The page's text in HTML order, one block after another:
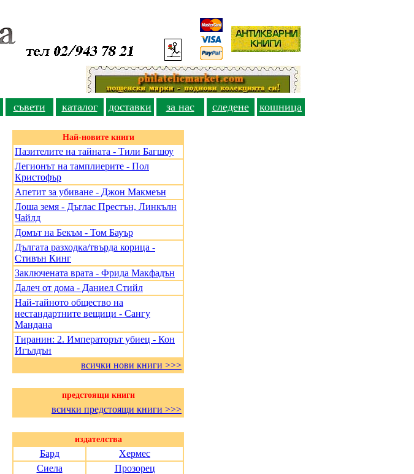
съвети каталог доставки за нас следене
кошница
Най-новите книги
Пазителите на тайната - Тили Багшоу
Легионът на тамплиерите - Пол
Кристофър
Апетит за убиване - Джон Макмеън
Лоша земя - Дъглас Престън, Линкълн
Чайлд
Домът на Бекъм - Том Бауър
Дългата разходка/твърда корица -
Стивън Кинг
Заключената врата - Фрида Макфадън
Далеч от дома - Даниел Стийл
Най-тайното общество на
нестандартните вещици - Сангу
Мандана
Тиранин: 2. Императорът убиец - Кон
Игълдън
всички нови книги >>>
предстоящи книги
всички предстоящи книги >>>
издателства
Бард
Хермес
Сиела
Прозорец